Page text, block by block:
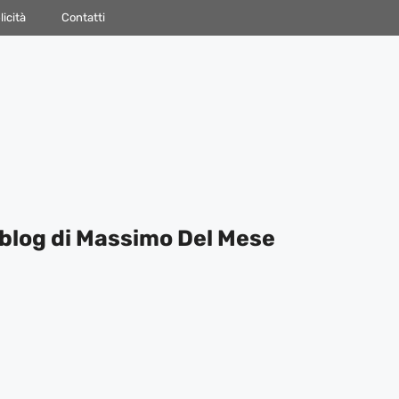
Contatti
di Massimo Del Mese